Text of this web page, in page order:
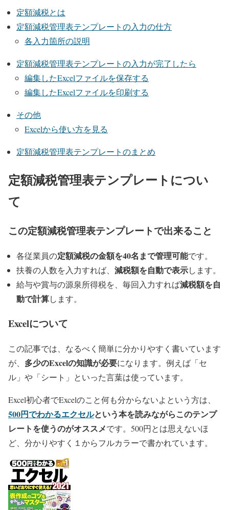
定額減税とは
定額減税管理表テンプレートの入力の仕方
各入力箇所の説明
定額減税管理表テンプレートの入力が完了したら
編集したExcelファイルを保存する
編集したExcelファイルを印刷する
その他
Excelから使い方を見る
定額減税管理表テンプレートのまとめ
定額減税管理表テンプレートについ
て
この定額減税管理表テンプレートで出来ること
各従業員の定額減税の金額を40名まで管理可能です。
扶養の人数を入力すれば、 減税額を自動で表示します。
給与や賞与の源泉所得税を、毎回入力すれば減税額を自
動で計算します。
Excelについて
この記事では、なるべく簡単に分かりやすく書いています
が、 多少のExcelの知識が必要になります。例えば「セ
ル」や「シート」といった言葉は使っています。
Excel初心者でExcelのこと何も分からないよという方は、
500円でわかるエクセルという本を読みながらこのテンプ
レートを使うのがオススメです。500円とは思えないほ
ど、分かりやすく１からフルカラーで書かれています。